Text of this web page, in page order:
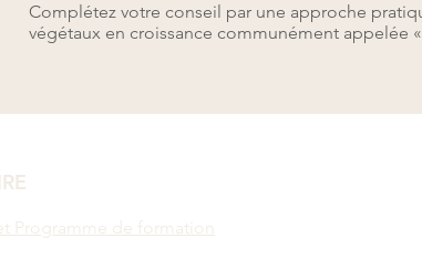
Complétez votre conseil par une approche
végétaux en croissance communément appelée
Programme de formation